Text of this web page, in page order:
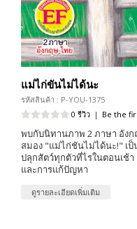
แม่ไก่ขันไม่ได้นะ
รหัสสินค้า : P-YOU-1375
0 รีวิว | Be the
พบกับนิทานภาพ 2 ภาษา อัง
สมอง "แม่ไก่ชันไม่ได้นะ!" เป็
ปลุกสัตว์ทุกตัวที่ไรในตอนเช้า
และการแก้ปัญหา
ดูรายละเอียดเพิ่มเติม